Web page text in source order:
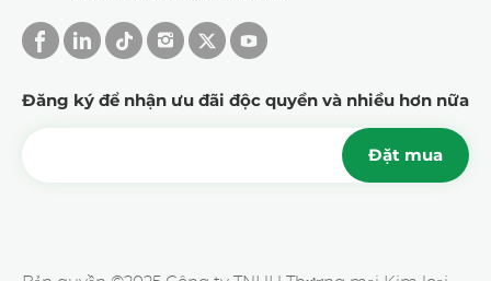
Đăng ký để nhận ưu đãi độc quyền và nhiều hơn nữa
Đặt mua